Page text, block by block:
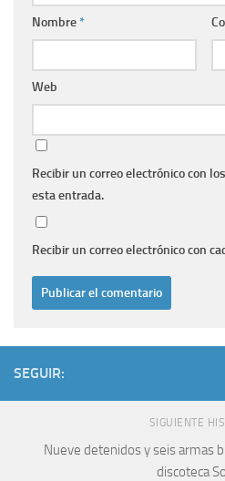
Nombre*
Web
Recibir un correo electrónico con
esta entrada.
Recibir un correo electrónico con
SEGUIR:
SIGUIENTE
Nueve detenidos y seis armas
discoteca